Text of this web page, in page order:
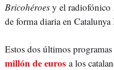
Bricohéroes y el radiofónico
de forma diaria en Catalunya
Estos dos últimos programas
millón de euros a los